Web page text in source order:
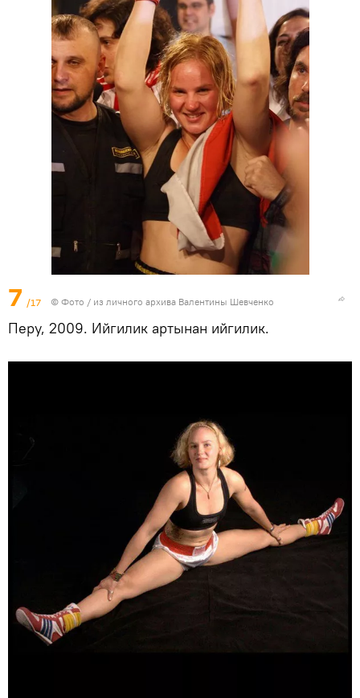
7 /17 © Фото / из личного архива Валентины Шевченко
Перу, 2009. Ийгилик артынан ийгилик.